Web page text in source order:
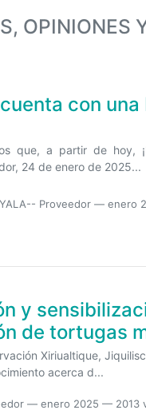
OPINIONES
con
que, a partir de hoy,
24 de enero de 2025...
Proveedor — enero
y
de tortugas
Xiriualtique,
acerca d...
— enero 2025 — 2013